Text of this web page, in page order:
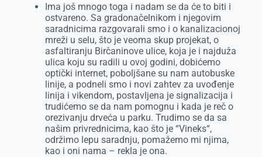
Ima još mnogo toga i nadam se da će to biti i
ostvareno. Sa gradonačelnikom i njegovim
saradnicima razgovarali smo i o kanalizacionoj
mreži u selu, što je veoma skup projekat, o
asfaltiranju Birčaninove ulice, koja je i najduža
ulica koju su radili u ovoj godini, dobićemo
optički internet, poboljšane su nam autobuske
linije, a podneli smo i novi zahtev za uvođenje
linija i vikendom, postavljena je signalizacija i
trudićemo se da nam pomognu i kada je reč o
orezivanju drveća u parku. Trudimo se da sa
našim privrednicima, kao što je “Vineks“,
održimo lepu saradnju, pomažemo mi njima,
kao i oni nama – rekla je ona.